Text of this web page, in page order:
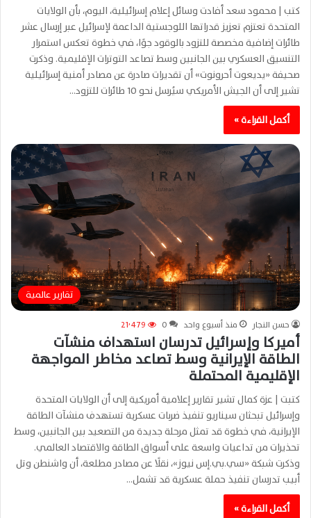
كتب | محمود سعد أفادت وسائل إعلام إسرائيلية، اليوم، بأن الولايات
المتحدة تعتزم تعزيز قدراتها اللوجستية الداعمة لإسرائيل عبر إرسال عشر
طائرات إضافية مخصصة للتزود بالوقود جوًا، في خطوة تعكس استمرار
التنسيق العسكري بين الجانبين وسط تصاعد التوترات الإقليمية. وذكرت
صحيفة «يديعوت أحرونوت» أن تقديرات صادرة عن مصادر أمنية إسرائيلية
تشير إلى أن الجيش الأمريكي سيُرسل نحو 10 طائرات للتزود…
أكمل القراءة »
تقارير عالمية
حسن النجار منذ أسبوع واحد 0 21٬479
أميركا وإسرائيل تدرسان استهداف منشآت
الطاقة الإيرانية وسط تصاعد مخاطر المواجهة
الإقليمية المحتملة
كتبت | عزة كمال تشير تقارير إعلامية أمريكية إلى أن الولايات المتحدة
وإسرائيل تبحثان سيناريو تنفيذ ضربات عسكرية تستهدف منشآت الطاقة
الإيرانية، في خطوة قد تمثل مرحلة جديدة من التصعيد بين الجانبين، وسط
تحذيرات من تداعيات واسعة على أسواق الطاقة والاقتصاد العالمي.
وذكرت شبكة «سي.بي.إس نيوز»، نقلًا عن مصادر مطلعة، أن واشنطن وتل
أبيب تدرسان تنفيذ حملة عسكرية قد تشمل…
أكمل القراءة »